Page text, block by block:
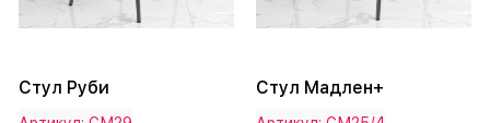
Стул Руби Стул Мадлен+